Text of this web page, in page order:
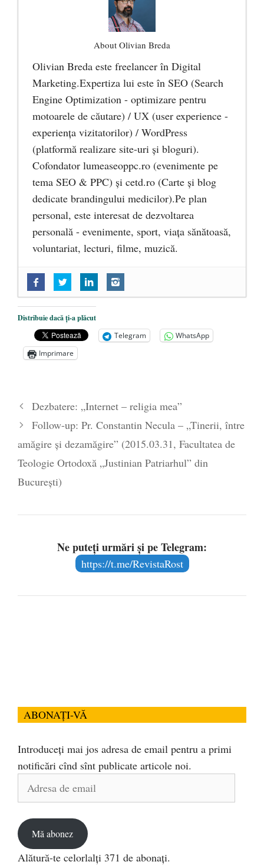
About Olivian Breda
Olivian Breda este freelancer în Digital
Marketing.Expertiza lui este în SEO (Search
Engine Optimization - optimizare pentru
motoarele de căutare) / UX (user experience -
experiența vizitatorilor) / WordPress
(platformă realizare site-uri și bloguri).
Cofondator lumeaseoppc.ro (evenimente pe
tema SEO & PPC) și cetd.ro (Carte și blog
dedicate brandingului medicilor).Pe plan
personal, este interesat de dezvoltarea
personală - evenimente, sport, viața sănătoasă,
voluntariat, lecturi, filme, muzică.
Follow-up: Conferință – Costion
Biserica Sfinții Chiril și Metodiu,
USAMV)
- 29 martie 2020
Follow-up: Dr. Andrei Dîrlău – conferința
29 martie 2020
Nicolae Constantinescu – „Nu te teme!”
(2019.12.08, Biserica Sfinții Chiril și
Metodiu) - 29 martie 2020
Distribuie dacă ți-a plăcut
Telegram
WhatsApp
Imprimare
Dezbatere: „Internet – religia mea”
Follow-up: Pr. Constantin Necula – „Tinerii, între
amăgire şi dezamăgire” (2015.03.31, Facultatea de
Teologie Ortodoxă „Justinian Patriarhul” din
București)
Ne puteți urmări și pe Telegram:
https://t.me/RevistaRost
ABONAȚI-VĂ
Introduceți mai jos adresa de email pentru a primi
notificări cînd sînt publicate articole noi.
Adresa
Mă abonez
Alătură-te celorlalți 371 de abonați.